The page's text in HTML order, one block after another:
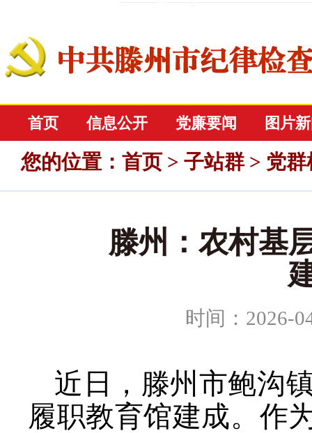
首页 信息公开 党廉要闻 图片
您的位置 ： 首页 > 子站群 > 党群
滕州：农村基
时间：2026-
近日，滕州市鲍沟
履职教育馆建成。作